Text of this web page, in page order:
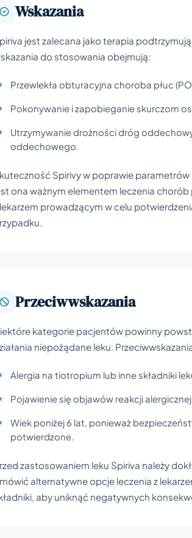
Wskazania
jest zalecana jako terapia
do stosowania obejmują:
Przewlekła obturacyjna choroba płuc
Pokonywanie i zapobieganie skurczom
Utrzymywanie drożności dróg
oddechowego.
Spirivy w poprawie
ona ważnym elementem leczenia
prowadzącym w celu
Przeciwwskazania
kategorie pacjentów powinny
niepożądane leku.
Alergia na tiotropium lub inne składniki
Pojawienie się objawów reakcji
Wiek poniżej 6 lat, ponieważ
potwierdzone.
zastosowaniem leku Spiriva należy
alternatywne opcje leczenia z
aby uniknąć negatywnych